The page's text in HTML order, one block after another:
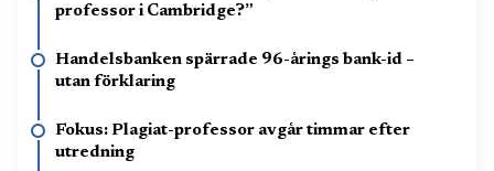
professor i Cambridge?”
Handelsbanken spärrade 96-årings bank-id –
utan förklaring
Fokus: Plagiat-professor avgår timmar efter
utredning